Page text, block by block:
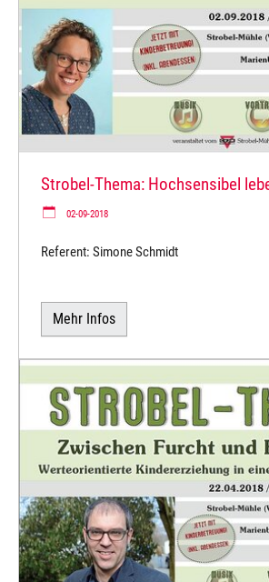
Strobel-Thema: Hochsensibel
02-09-2018
Referent: Simone Schmidt
Mehr Infos